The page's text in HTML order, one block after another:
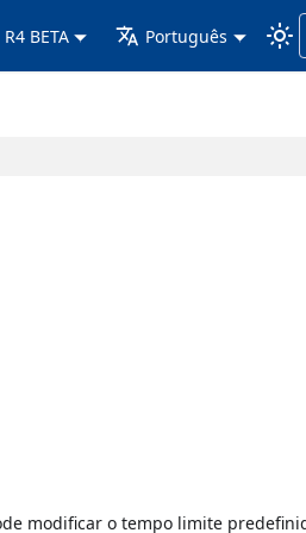
R4 BETA Português
modificar o tempo limite